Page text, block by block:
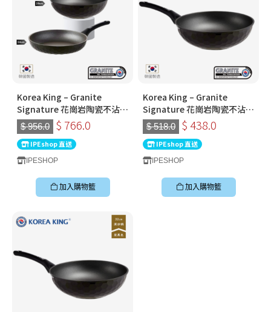
Korea King – Granite
Signature 花崗岩陶瓷不沾鍋
套裝〡28cm 深炒鍋 + 24cm
平底鍋〡經典炭黑色
$ 956.0 $ 766.0
IPEshop 直送
IPESHOP
加入購物籃
Korea King – Granite
Signature 花崗岩陶瓷不沾鍋
〡30cm深炒鍋 〡經典炭黑色
〡韓國製易潔鑊
$ 518.0 $ 438.0
IPEshop 直送
IPESHOP
加入購物籃